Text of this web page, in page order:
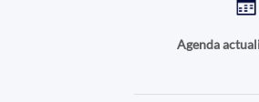
Agenda